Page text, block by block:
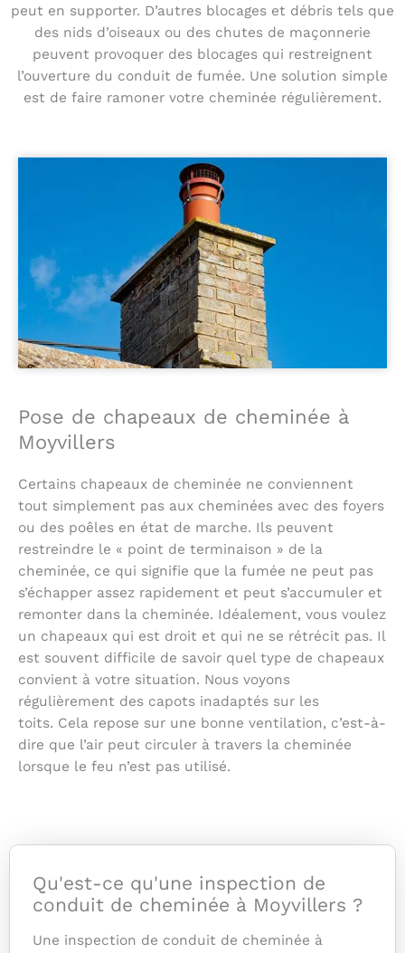
peut en supporter. D’autres blocages et débris tels que
des nids d’oiseaux ou des chutes de maçonnerie
peuvent provoquer des blocages qui restreignent
l’ouverture du conduit de fumée. Une solution simple
est de faire ramoner votre cheminée régulièrement.
Pose de chapeaux de cheminée à
Moyvillers
Certains chapeaux de cheminée ne conviennent
tout simplement pas aux cheminées avec des foyers
ou des poêles en état de marche. Ils peuvent
restreindre le « point de terminaison » de la
cheminée, ce qui signifie que la fumée ne peut pas
s’échapper assez rapidement et peut s’accumuler et
remonter dans la cheminée. Idéalement, vous voulez
un chapeaux qui est droit et qui ne se rétrécit pas. Il
est souvent difficile de savoir quel type de chapeaux
convient à votre situation. Nous voyons
régulièrement des capots inadaptés sur les
toits. Cela repose sur une bonne ventilation, c’est-à-
dire que l’air peut circuler à travers la cheminée
lorsque le feu n’est pas utilisé.
Qu'est-ce qu'une inspection de
conduit de cheminée à Moyvillers ?
Une inspection de conduit de cheminée à